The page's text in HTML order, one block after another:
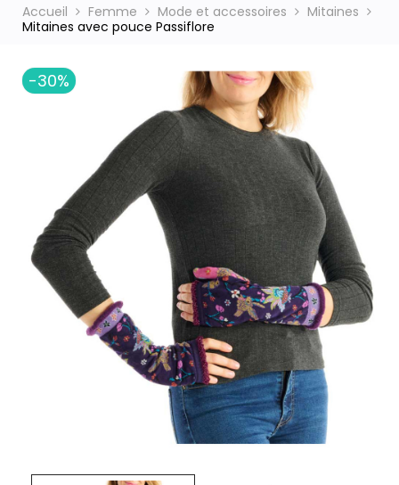
Accueil Femme Mode et accessoires
Mitaines
Mitaines avec pouce Passiflore
-30%